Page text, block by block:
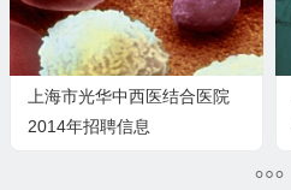
上海市光华中西医结合医院
2014年招聘信息